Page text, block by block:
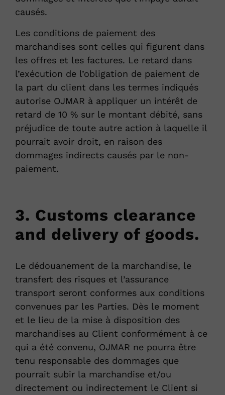
causés.
Les conditions de paiement des
marchandises sont celles qui figurent dans
les offres et les factures. Le retard dans
l’exécution de l’obligation de paiement de
la part du client dans les termes indiqués
autorise OJMAR à appliquer un intérêt de
retard de 10 % sur le montant débité, sans
préjudice de toute autre action à laquelle il
pourrait avoir droit, en raison des
dommages indirects causés par le non-
paiement.
3. Customs clearance
and delivery of goods.
Le dédouanement de la marchandise, le
transfert des risques et l’assurance
transport seront conformes aux conditions
convenues par les Parties. Dès le moment
et le lieu de la mise à disposition des
marchandises au Client conformément à ce
qui a été convenu, OJMAR ne pourra être
tenu responsable des dommages que
pourrait subir la marchandise et/ou
directement ou indirectement le Client si